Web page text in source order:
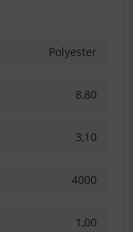
Polyester
8,80
3,10
4000
1,00